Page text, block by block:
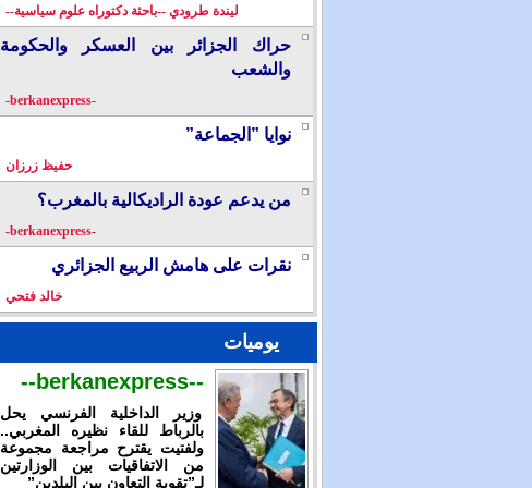
ليندة طرودي --باحثة دكتوراه علوم سياسية--
حراك الجزائر بين العسكر والحكومة
والشعب
-berkanexpress-
نوايا ”الجماعة”
حفيظ زرزان
من يدعم عودة الراديكالية بالمغرب؟
-berkanexpress-
نقرات على هامش الربيع الجزائري
خالد فتحي
يوميات
--berkanexpress--
وزير الداخلية الفرنسي يحل
بالرباط للقاء نظيره المغربي..
ولفتيت يقترح مراجعة مجموعة
من الاتفاقيات بين الوزارتين
لـ”تقوية التعاون بين البلدين”